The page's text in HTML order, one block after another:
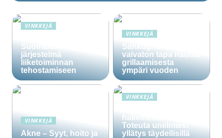
VINKKEJÄ
Suomalainen CRM-
järjestelmä
liiketoiminnan
tehostamiseen
VINKKEJÄ
Sähkögrilli on
vaivaton tapa nauttia
grillaamisesta
ympäri vuoden
VINKKEJÄ
Akne – Syyt, hoito ja
VINKKEJÄ
hakeminen salassa –
Toteuta unelmiesi
yllätys täydellisillä